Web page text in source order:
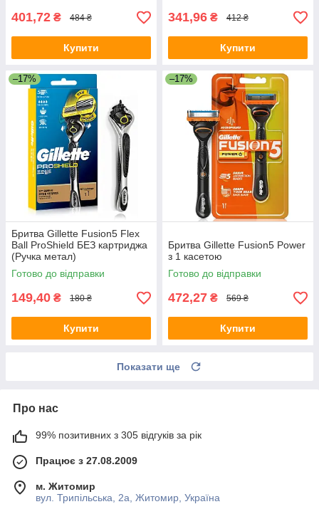
401,72 ₴ 484 ₴
Купити
341,96 ₴ 412 ₴
Купити
–17%
Бритва Gillette Fusion5 Flex
Ball ProShield БЕЗ картриджа
(Ручка метал)
Готово до відправки
149,40 ₴ 180 ₴
Купити
–17%
Бритва Gillette Fusion5 Power
з 1 касетою
Готово до відправки
472,27 ₴ 569 ₴
Купити
Показати ще
Про нас
99% позитивних з 305 відгуків за рік
Працює з 27.08.2009
м. Житомир
вул. Трипільська, 2а, Житомир, Україна